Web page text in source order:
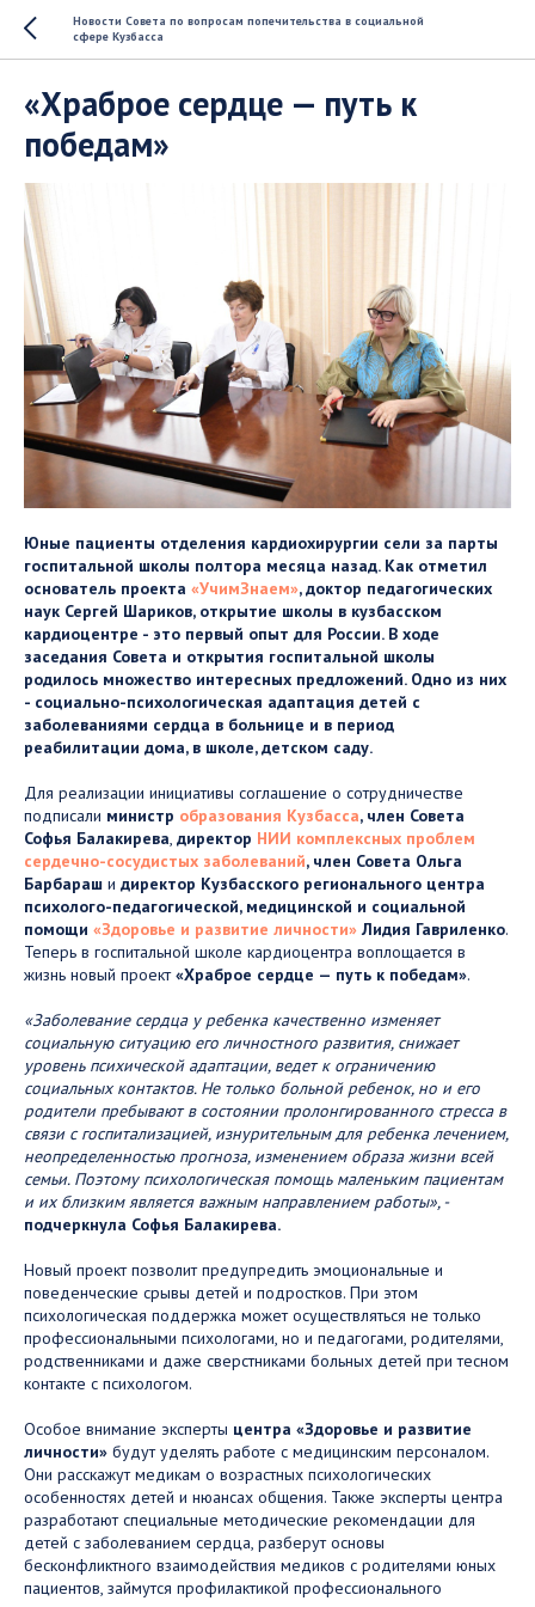
Новости Совета по вопросам попечительства в социальной
сфере Кузбасса
«Храброе сердце — путь к
победам»
Юные пациенты отделения кардиохирургии сели за парты
госпитальной школы полтора месяца назад. Как отметил
основатель проекта «УчимЗнаем», доктор педагогических
наук Сергей Шариков, открытие школы в кузбасском
кардиоцентре - это первый опыт для России. В ходе
заседания Совета и открытия госпитальной школы
родилось множество интересных предложений. Одно из них
- социально-психологическая адаптация детей с
заболеваниями сердца в больнице и в период
реабилитации дома, в школе, детском саду.
Для реализации инициативы соглашение о сотрудничестве
подписали министр образования Кузбасса, член Совета
Софья Балакирева, директор НИИ комплексных проблем
сердечно-сосудистых заболеваний, член Совета Ольга
Барбараш и директор Кузбасского регионального центра
психолого-педагогической, медицинской и социальной
помощи «Здоровье и развитие личности»Лидия Гавриленко.
Теперь в госпитальной школе кардиоцентра воплощается в
жизнь новый проект«Храброе сердце — путь к победам».
«Заболевание сердца у ребенка качественно изменяет
социальную ситуацию его личностного развития, снижает
уровень психической адаптации, ведет к ограничению
социальных контактов. Не только больной ребенок, но и его
родители пребывают в состоянии пролонгированного стресса в
связи с госпитализацией, изнурительным для ребенка лечением,
неопределенностью прогноза, изменением образа жизни всей
семьи. Поэтому психологическая помощь маленьким пациентам
и их близким является важным направлением работы», -
подчеркнула Софья Балакирева.
Новый проект позволит предупредить эмоциональные и
поведенческие срывы детей и подростков. При этом
психологическая поддержка может осуществляться не только
профессиональными психологами, но и педагогами, родителями,
родственниками и даже сверстниками больных детей при тесном
контакте с психологом.
Особое внимание эксперты центра «Здоровье и развитие
личности» будут уделять работе с медицинским персоналом.
Они расскажут медикам о возрастных психологических
особенностях детей и нюансах общения. Также эксперты центра
разработают специальные методические рекомендации для
детей с заболеванием сердца, разберут основы
бесконфликтного взаимодействия медиков с родителями юных
пациентов, займутся профилактикой профессионального